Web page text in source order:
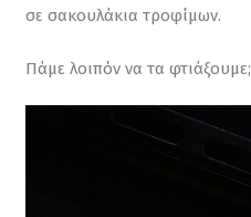
σε σακουλάκια τροφίμων.
Πάμε λοιπόν να τα φτιάξουμε;